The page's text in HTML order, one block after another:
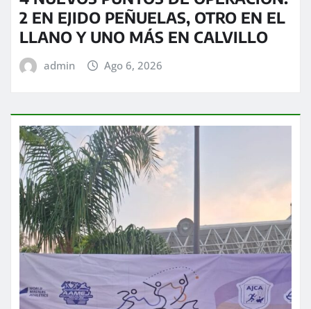
2 EN EJIDO PEÑUELAS, OTRO EN EL
LLANO Y UNO MÁS EN CALVILLO
admin Ago 6, 2026